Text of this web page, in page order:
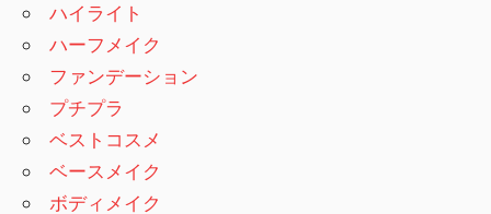
ハイライト
ハーフメイク
ファンデーション
プチプラ
ベストコスメ
ベースメイク
ボディメイク